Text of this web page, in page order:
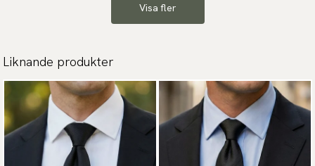
Visa fler
Liknande produkter